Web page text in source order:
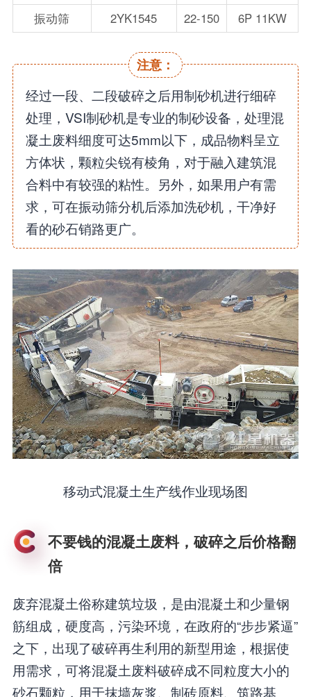
振动筛 2YK1545 22-150 6P 11KW
注意：
经过一段、二段破碎之后用制砂机进行细碎
处理，VSI制砂机是专业的制砂设备，处理混
凝土废料细度可达5mm以下，成品物料呈立
方体状，颗粒尖锐有棱角，对于融入建筑混
合料中有较强的粘性。另外，如果用户有需
求，可在振动筛分机后添加洗砂机，干净好
看的砂石销路更广。
移动式混凝土生产线作业现场图
不要钱的混凝土废料，破碎之后价格翻
倍
废弃混凝土俗称建筑垃圾，是由混凝土和少量钢
筋组成，硬度高，污染环境，在政府的“步步紧逼”
之下，出现了破碎再生利用的新型用途，根据使
用需求，可将混凝土废料破碎成不同粒度大小的
砂石颗粒，用于抹墙灰浆、制砖原料、筑路基